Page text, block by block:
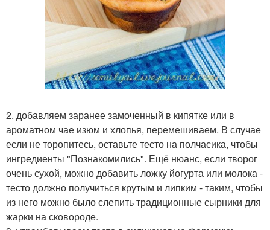
2. добавляем заранее замоченный в кипятке или в
ароматном чае изюм и хлопья, перемешиваем. В случае
если не торопитесь, оставьте тесто на полчасика, чтобы
ингредиенты "Познакомились". Ещё нюанс, если творог
очень сухой, можно добавить ложку йогурта или молока -
тесто должно получиться крутым и липким - таким, чтобы
из него можно было слепить традиционные сырники для
жарки на сковороде.